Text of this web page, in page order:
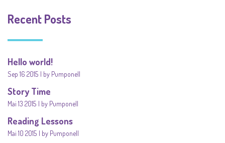
Recent Posts
Hello world!
Sep 16 2015 by Pumponell
Story Time
Mai 13 2015 by Pumponell
Reading Lessons
Mai 10 2015 by Pumponell